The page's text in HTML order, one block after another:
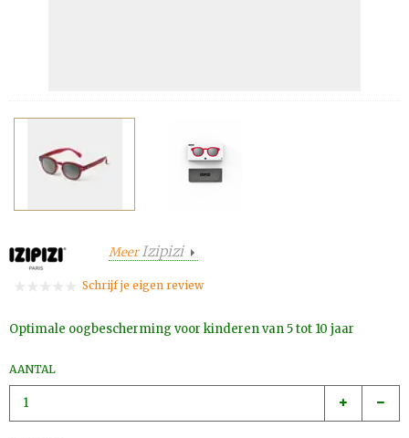
Meer Izipizi
Schrijf je eigen review
Optimale oogbescherming voor kinderen van 5 tot 10 jaar
AANTAL